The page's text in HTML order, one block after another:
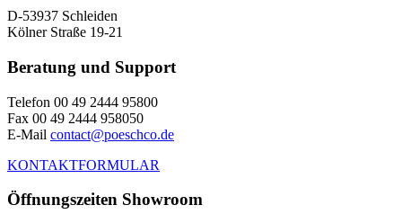
D-53937 Schleiden
Kölner Straße 19-21
Beratung und Support
Telefon 00 49 2444 95800
Fax 00 49 2444 958050
E-Mail contact@poeschco.de
KONTAKTFORMULAR
Öffnungszeiten Showroom